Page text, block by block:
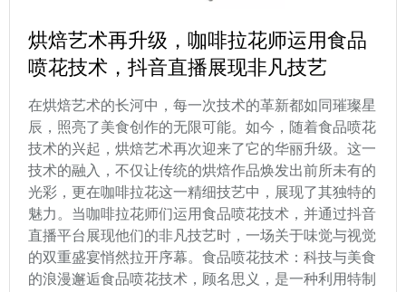
烘焙艺术再升级，咖啡拉花师运用食品
喷花技术，抖音直播展现非凡技艺
在烘焙艺术的长河中，每一次技术的革新都如同璀璨星
辰，照亮了美食创作的无限可能。如今，随着食品喷花
技术的兴起，烘焙艺术再次迎来了它的华丽升级。这一
技术的融入，不仅让传统的烘焙作品焕发出前所未有的
光彩，更在咖啡拉花这一精细技艺中，展现了其独特的
魅力。当咖啡拉花师们运用食品喷花技术，并通过抖音
直播平台展现他们的非凡技艺时，一场关于味觉与视觉
的双重盛宴悄然拉开序幕。食品喷花技术：科技与美食
的浪漫邂逅食品喷花技术，顾名思义，是一种利用特制